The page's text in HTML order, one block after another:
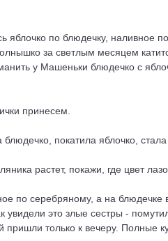
яблочко по блюдечку, наливное
за светлым месяцем
у Машеньки блюдечко с
принесем.
покатила яблочко, стала
растет, покажи, где цвет
по серебряному, а на
это злые сестры -
только к вечеру. Полные